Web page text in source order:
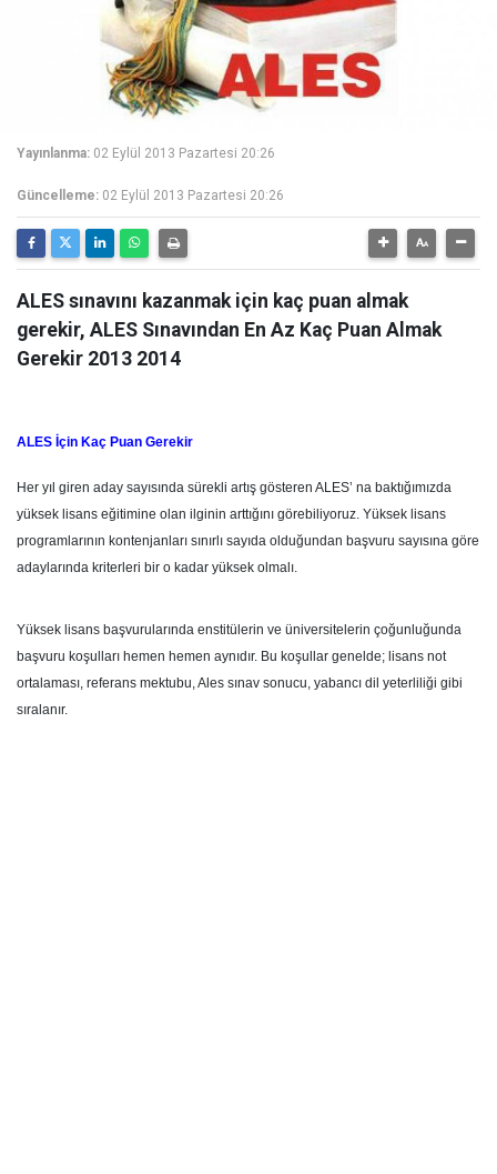
Yayınlanma: 02 Eylül 2013 Pazartesi 20:26
Güncelleme: 02 Eylül 2013 Pazartesi 20:26
ALES sınavını kazanmak için kaç puan almak
gerekir, ALES Sınavından En Az Kaç Puan Almak
Gerekir 2013 2014
ALES İçin Kaç Puan Gerekir
Her yıl giren aday sayısında sürekli artış gösteren ALES’ na baktığımızda
yüksek lisans eğitimine olan ilginin arttığını görebiliyoruz. Yüksek lisans
programlarının kontenjanları sınırlı sayıda olduğundan başvuru sayısına göre
adaylarında kriterleri bir o kadar yüksek olmalı.
Yüksek lisans başvurularında enstitülerin ve üniversitelerin çoğunluğunda
başvuru koşulları hemen hemen aynıdır. Bu koşullar genelde; lisans not
ortalaması, referans mektubu, Ales sınav sonucu, yabancı dil yeterliliği gibi
sıralanır.